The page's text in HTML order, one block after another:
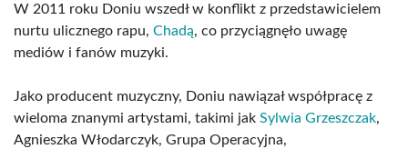
W 2011 roku Doniu wszedł w konflikt z przedstawicielem
nurtu ulicznego rapu, Chadą, co przyciągnęło uwagę
mediów i fanów muzyki.
Jako producent muzyczny, Doniu nawiązał współpracę z
wieloma znanymi artystami, takimi jak Sylwia Grzeszczak,
Agnieszka Włodarczyk, Grupa Operacyjna,